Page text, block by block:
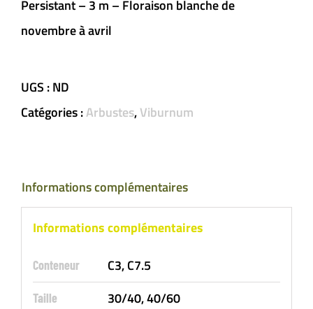
Persistant – 3 m – Floraison blanche de
novembre à avril
UGS :ND
Catégories :Arbustes,Viburnum
Informations complémentaires
Informations complémentaires
Conteneur C3, C7.5
Taille 30/40, 40/60